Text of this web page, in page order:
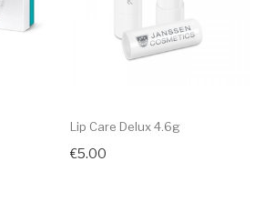
Lip Care Delux 4.6g
€5.00